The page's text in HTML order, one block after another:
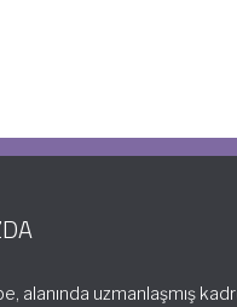
alanında uzmanlaşmış